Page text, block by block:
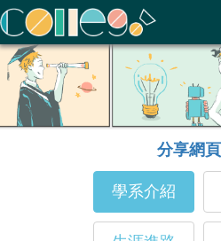
ColleGo! 大學選才與高中育才輔助系
分享網頁
學系介紹